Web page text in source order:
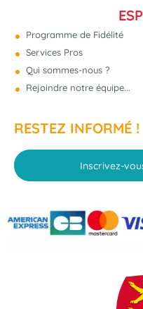
Programme de Fidélité
Services Pros
Qui sommes-nous ?
Rejoindre notre équipe...
RESTEZ INFORMÉ !
Inscrivez-